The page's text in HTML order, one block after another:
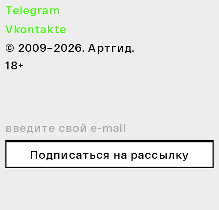
© 2009–2026. Артгид.
18+
Telegram
Vkontakte
Подписаться на рассылку